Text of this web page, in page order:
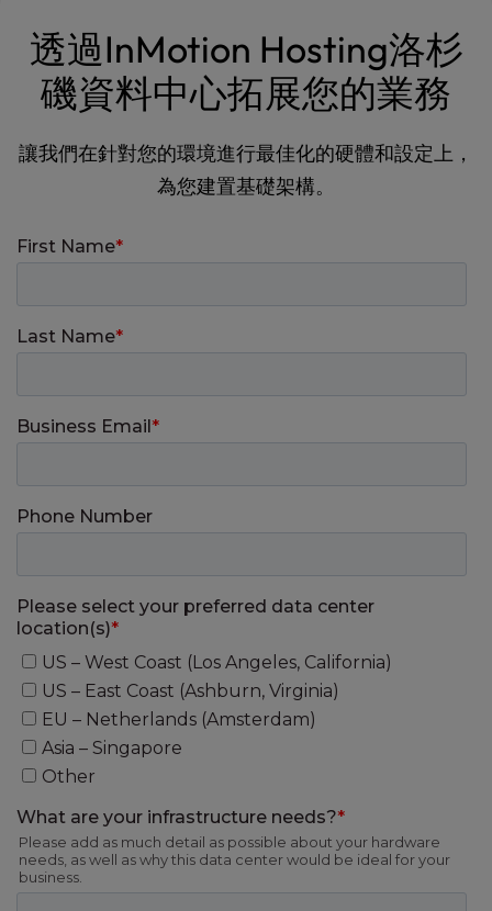
透過InMotion Hosting洛杉
磯資料中心拓展您的業務
讓我們在針對您的環境進行最佳化的硬體和設定上，
為您建置基礎架構。